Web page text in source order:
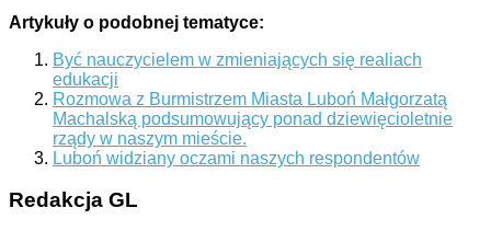
Artykuły o podobnej tematyce:
Być nauczycielem w zmieniających się realiach
edukacji
Rozmowa z Burmistrzem Miasta Luboń Małgorzatą
Machalską podsumowujący ponad dziewięcioletnie
rządy w naszym mieście.
Luboń widziany oczami naszych respondentów
Redakcja GL